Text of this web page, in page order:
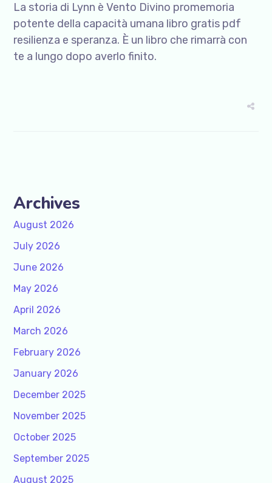
La storia di Lynn è Vento Divino promemoria
potente della capacità umana libro gratis pdf
resilienza e speranza. È un libro che rimarrà con
te a lungo dopo averlo finito.
Archives
August 2026
July 2026
June 2026
May 2026
April 2026
March 2026
February 2026
January 2026
December 2025
November 2025
October 2025
September 2025
August 2025